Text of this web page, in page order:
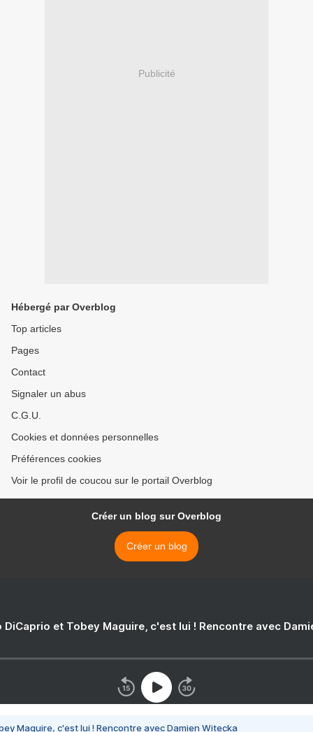
Publicité
Hébergé par Overblog
Top articles
Pages
Contact
Signaler un abus
C.G.U.
Cookies et données personnelles
Préférences cookies
Voir le profil de coucou sur le portail Overblog
Créer un blog sur Overblog
Créer un blog
DiCaprio et Tobey Maguire, c'est lui ! Rencontre avec
Maguire, c'est lui ! Rencontre avec Damien Witecka